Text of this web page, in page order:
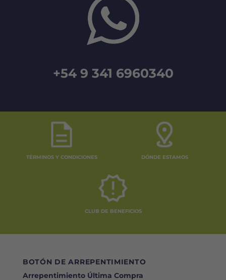
+54 9 341 6960340
TÉRMINOS Y CONDICIONES DÓNDE ESTAMOS
CLUB DE BENEFICIOS
BOTÓN DE ARREPENTIMIENTO
Arrepentimiento Última Compra